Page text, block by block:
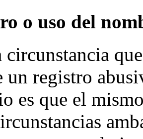
o uso del
circunstancia
un registro
es que el